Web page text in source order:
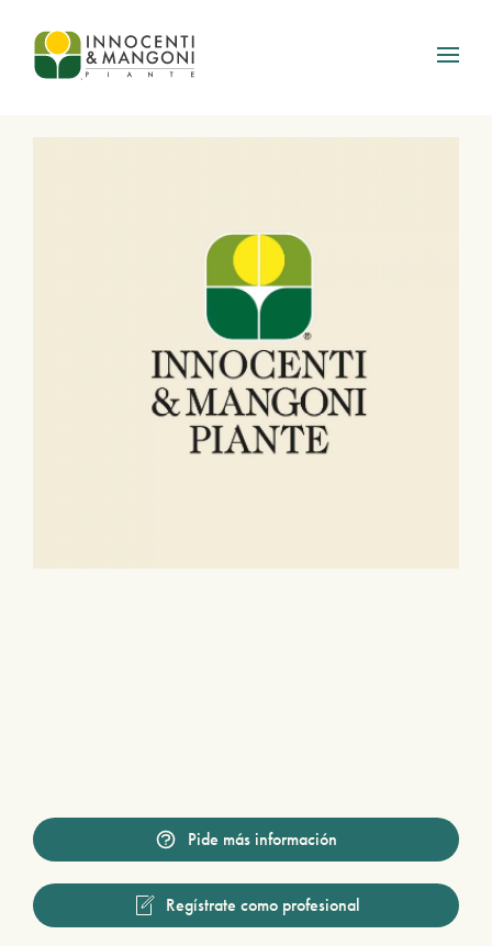
Skip to main content
Pide más información
Regístrate como profesional